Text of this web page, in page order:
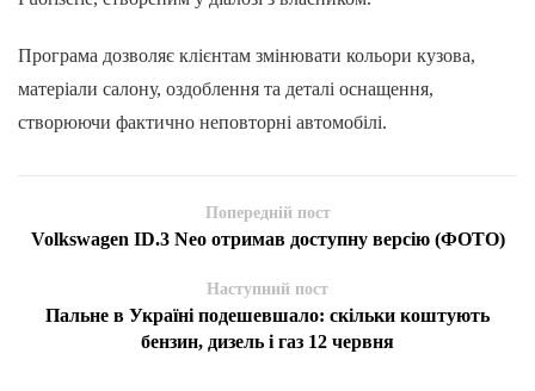
Програма дозволяє клієнтам змінювати кольори кузова,
матеріали салону, оздоблення та деталі оснащення,
створюючи фактично неповторні автомобілі.
Попередній пост
Volkswagen ID.3 Neo отримав доступну версію (ФОТО)
Наступний пост
Пальне в Україні подешевшало: скільки коштують
бензин, дизель і газ 12 червня